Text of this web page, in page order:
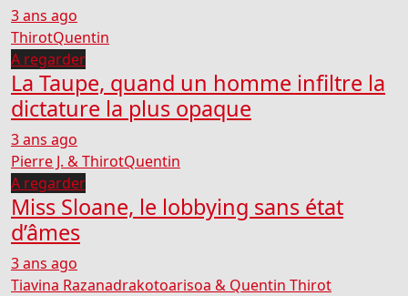
3 ans ago
ThirotQuentin
A regarder
La Taupe, quand un homme infiltre la
dictature la plus opaque
3 ans ago
Pierre J. & ThirotQuentin
A regarder
Miss Sloane, le lobbying sans état
d’âmes
3 ans ago
Tiavina Razanadrakotoarisoa & Quentin Thirot